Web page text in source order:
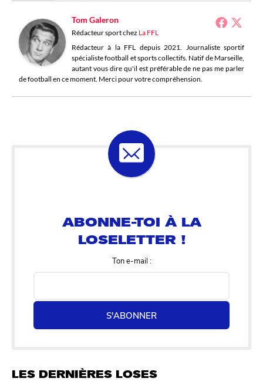
Tom Galeron
Rédacteur sportchez La FFL
Rédacteur à la FFL depuis 2021. Journaliste sportif
spécialiste football et sports collectifs. Natif de Marseille,
autant vous dire qu'il est préférable de ne pas me parler
de football en ce moment. Merci pour votre compréhension.
Ton e-mail :
S'ABONNER
LES DERNIÈRES LOSES